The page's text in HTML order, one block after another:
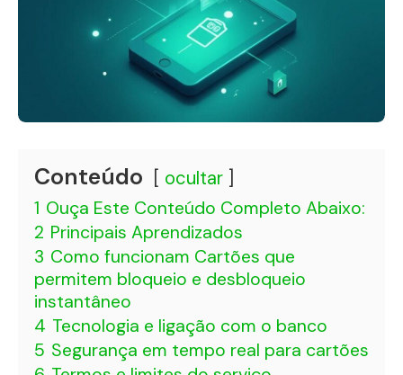
Conteúdo ocultar
1 Ouça Este Conteúdo Completo Abaixo:
2 Principais Aprendizados
3 Como funcionam Cartões que
permitem bloqueio e desbloqueio
instantâneo
4 Tecnologia e ligação com o banco
5 Segurança em tempo real para cartões